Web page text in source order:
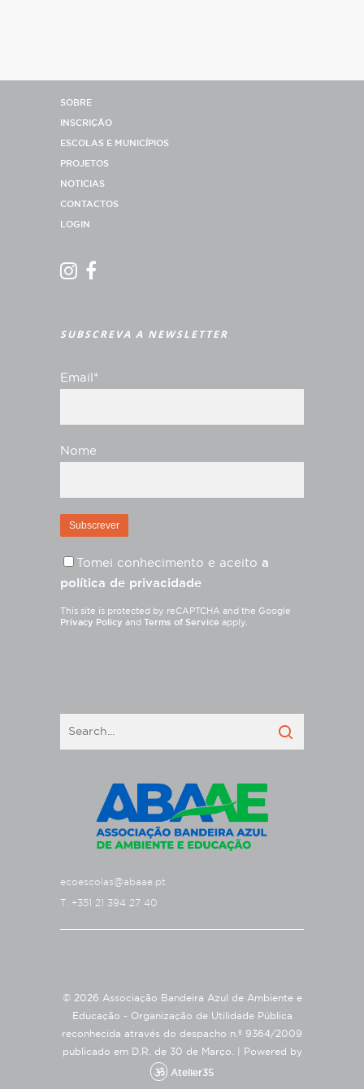
SOBRE
INSCRIÇÃO
ESCOLAS E MUNICÍPIOS
PROJETOS
NOTICIAS
CONTACTOS
LOGIN
SUBSCREVA A NEWSLETTER
Email*
Nome
Tomei conhecimento e aceito a
política de privacidade
This site is protected by reCAPTCHA and the Google
Privacy Policy and Terms of Service apply.
ecoescolas@abaae.pt
T. +351 21 394 27 40
© 2026 Associação Bandeira Azul de Ambiente e
Educação - Organização de Utilidade Pública
reconhecida através do despacho n.º 9364/2009
publicado em D.R. de 30 de Março. |
Powered by
Atelier35